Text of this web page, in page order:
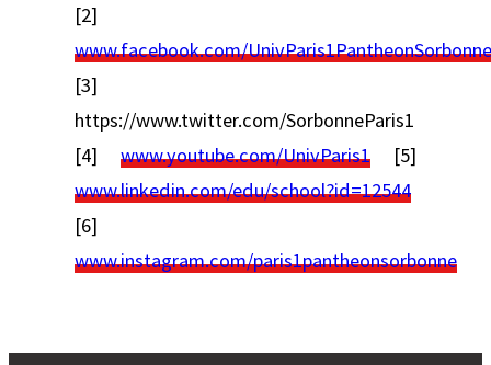
[2]
www.facebook.com/UnivParis1PantheonSorbonne
[3]
https://www.twitter.com/SorbonneParis1
[4] www.youtube.com/UnivParis1 [5]
www.linkedin.com/edu/school?id=12544
[6]
www.instagram.com/paris1pantheonsorbonne